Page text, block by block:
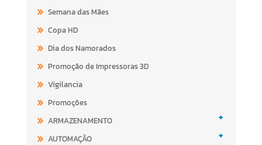
Semana das Mães
Copa HD
Dia dos Namorados
Promoção de Impressoras 3D
Vigilancia
Promoções
ARMAZENAMENTO
+
AUTOMAÇÃO +